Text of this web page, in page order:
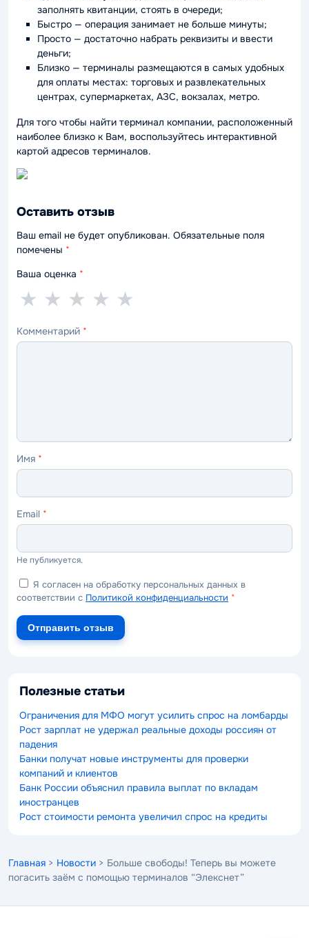
заполнять квитанции, стоять в очереди;
Быстро — операция занимает не больше минуты;
Просто — достаточно набрать реквизиты и ввести
деньги;
Близко — терминалы размещаются в самых удобных
для оплаты местах: торговых и развлекательных
центрах, супермаркетах, АЗС, вокзалах, метро.
Для того чтобы найти терминал компании, расположенный
наиболее близко к Вам, воспользуйтесь интерактивной
картой адресов терминалов.
Оставить отзыв
Ваш email не будет опубликован. Обязательные поля
помечены *
Ваша оценка *
5
—
★
4
—
★
3
—
★
2
—
★
1
—
★
Комментарий *
Имя *
Email *
Не публикуется.
Я согласен на обработку персональных данных в
соответствии с Политикой конфиденциальности *
Отправить отзыв
Полезные статьи
Ограничения для МФО могут усилить спрос на ломбарды
Рост зарплат не удержал реальные доходы россиян от
падения
Банки получат новые инструменты для проверки
компаний и клиентов
Банк России объяснил правила выплат по вкладам
иностранцев
Рост стоимости ремонта увеличил спрос на кредиты
Главная > Новости > Больше свободы! Теперь вы можете
погасить заём с помощью терминалов “Элекснет”